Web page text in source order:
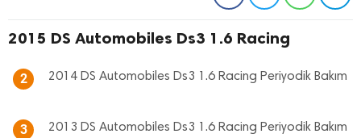
2015 DS Automobiles Ds3 1.6 Racing
2 2014 DS Automobiles Ds3 1.6 Racing Periyodik Bakım
3 2013 DS Automobiles Ds3 1.6 Racing Periyodik Bakım